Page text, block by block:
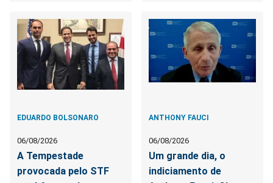
EDUARDO BOLSONARO
06/08/2026
A Tempestade
provocada pelo STF
ANTHONY FAUCI
06/08/2026
Um grande dia, o
indiciamento de